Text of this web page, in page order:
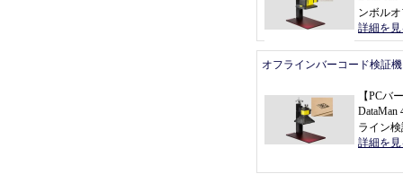
ンボル
詳細を
オフラインバーコード検証機
【PCバ
DataMan
ライン
詳細を